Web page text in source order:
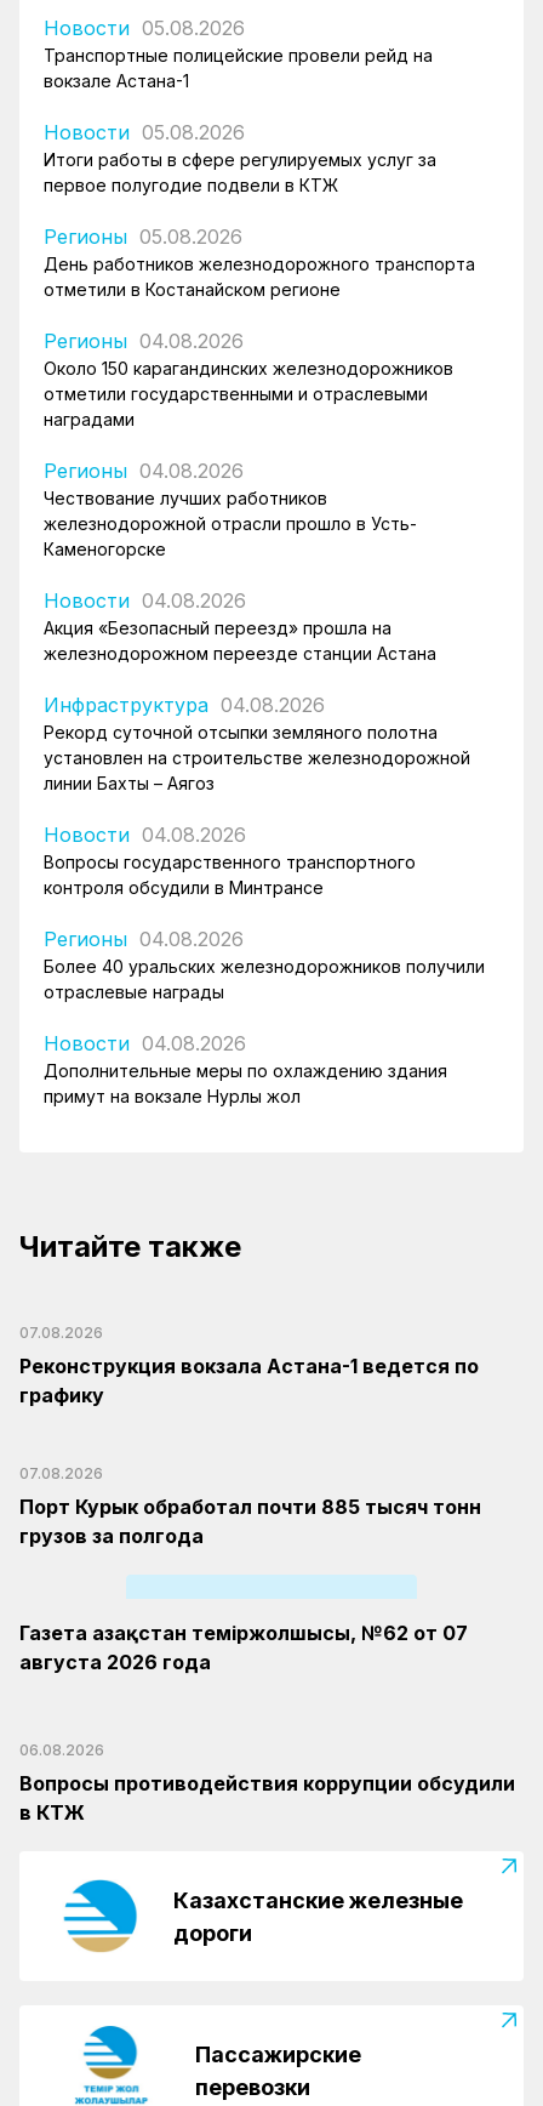
Новости 05.08.2026
Транспортные полицейские провели рейд на
вокзале Астана-1
Новости 05.08.2026
Итоги работы в сфере регулируемых услуг за
первое полугодие подвели в КТЖ
Регионы 05.08.2026
День работников железнодорожного транспорта
отметили в Костанайском регионе
Регионы 04.08.2026
Около 150 карагандинских железнодорожников
отметили государственными и отраслевыми
наградами
Регионы 04.08.2026
Чествование лучших работников
железнодорожной отрасли прошло в Усть-
Каменогорске
Новости 04.08.2026
Акция «Безопасный переезд» прошла на
железнодорожном переезде станции Астана
Инфраструктура 04.08.2026
Рекорд суточной отсыпки земляного полотна
установлен на строительстве железнодорожной
линии Бахты – Аягоз
Новости 04.08.2026
Вопросы государственного транспортного
контроля обсудили в Минтрансе
Регионы 04.08.2026
Более 40 уральских железнодорожников получили
отраслевые награды
Новости 04.08.2026
Дополнительные меры по охлаждению здания
примут на вокзале Нурлы жол
Читайте также
07.08.2026
Реконструкция вокзала Астана-1 ведется по
графику
07.08.2026
Порт Курык обработал почти 885 тысяч тонн
грузов за полгода
Газета Қазақстан теміржолшысы, №62 от 07
августа 2026 года
06.08.2026
Вопросы противодействия коррупции обсудили
в КТЖ
Казахстанские железные
дороги
Пассажирские
перевозки